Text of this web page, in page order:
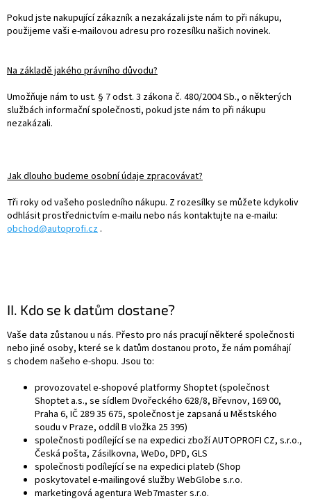
Pokud jste nakupující zákazník a nezakázali jste nám to při nákupu,
použijeme vaši e-mailovou adresu pro rozesílku našich novinek.
Na základě jakého právního důvodu?
Umožňuje nám to ust. § 7 odst. 3 zákona č. 480/2004 Sb., o některých
službách informační společnosti, pokud jste nám to při nákupu
nezakázali.
Jak dlouho budeme osobní údaje zpracovávat?
Tři roky od vašeho posledního nákupu. Z rozesílky se můžete kdykoliv
odhlásit prostřednictvím e-mailu nebo nás kontaktujte na e-mailu:
obchod@autoprofi.cz .
II. Kdo se k datům dostane?
Vaše data zůstanou u nás. Přesto pro nás pracují některé společnosti
nebo jiné osoby, které se k datům dostanou proto, že nám pomáhají
s chodem našeho e-shopu. Jsou to:
provozovatel e-shopové platformy Shoptet (společnost
Shoptet a.s., se sídlem Dvořeckého 628/8, Břevnov, 169 00,
Praha 6, IČ 289 35 675, společnost je zapsaná u Městského
soudu v Praze, oddíl B vložka 25 395)
společnosti podílející se na expedici zboží AUTOPROFI CZ, s.r.o.,
Česká pošta, Zásilkovna, WeDo, DPD, GLS
společnosti podílející se na expedici plateb (Shop
poskytovatel e-mailingové služby WebGlobe s.r.o.
marketingová agentura Web7master s.r.o.